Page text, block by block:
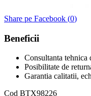
Share pe Facebook (0)
Beneficii
Consultanta tehnica
Posibilitate de
Garantia calitatii,
Cod BTX98226